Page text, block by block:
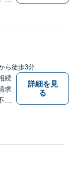
ら徒歩3分
続
求
詳細を見
る